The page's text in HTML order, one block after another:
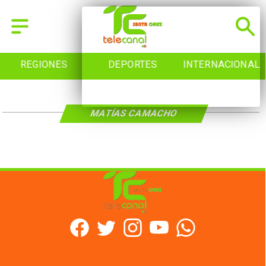
REGIONES DEPORTES INTERNACIONAL
MATÍAS CAMACHO